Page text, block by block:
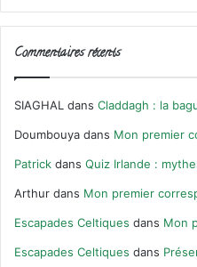
Commentaires récents
SIAGHAL dans Claddagh : la
Doumbouya dans Mon premier
Patrick dans Quiz Irlande :
Arthur dans Mon premier
Escapades Celtiques dans Mon
Escapades Celtiques dans